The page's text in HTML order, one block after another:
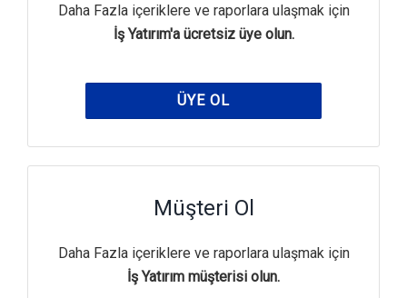
Daha Fazla içeriklere ve raporlara ulaşmak için
İş Yatırım'a ücretsiz üye olun.
ÜYE OL
Müşteri Ol
Daha Fazla içeriklere ve raporlara ulaşmak için
İş Yatırım müşterisi olun.